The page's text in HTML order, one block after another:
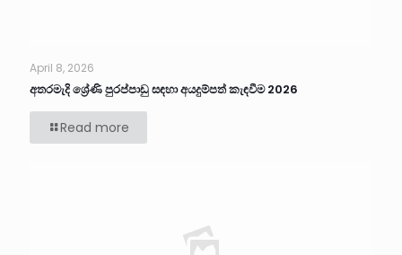
April 8, 2026
අතරමැදි ශ්‍රේණි පුරප්පාඩු සඳහා අයදුම්පත් කැඳවීම 2026
Read more